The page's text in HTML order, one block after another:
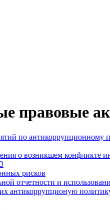
по антикоррупционному
о возникшем конфликте
рисков
отчетности и
антикоррупционую